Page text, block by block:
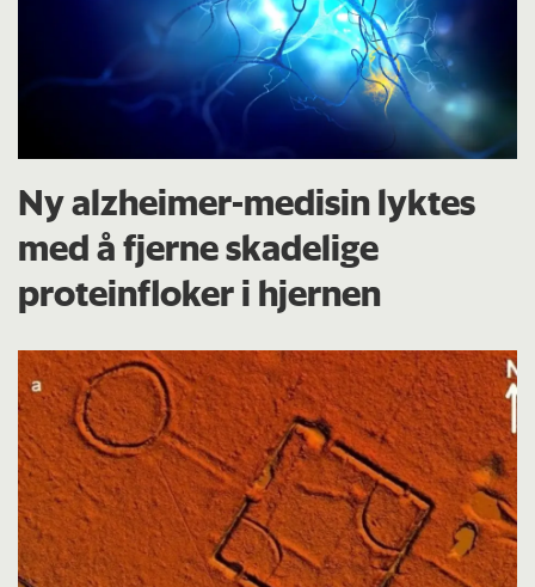
Ny alzheimer-medisin lyktes
med å fjerne skadelige
proteinfloker i hjernen